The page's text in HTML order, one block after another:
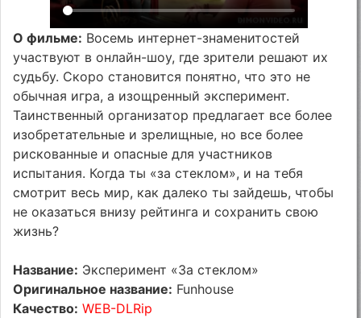
О фильме: Восемь интернет-знаменитостей
участвуют в онлайн-шоу, где зрители решают их
судьбу. Скоро становится понятно, что это не
обычная игра, а изощренный эксперимент.
Таинственный организатор предлагает все более
изобретательные и зрелищные, но все более
рискованные и опасные для участников
испытания. Когда ты «за стеклом», и на тебя
смотрит весь мир, как далеко ты зайдешь, чтобы
не оказаться внизу рейтинга и сохранить свою
жизнь?
Название: Эксперимент «За стеклом»
Оригинальное название: Funhouse
Качество: WEB-DLRip